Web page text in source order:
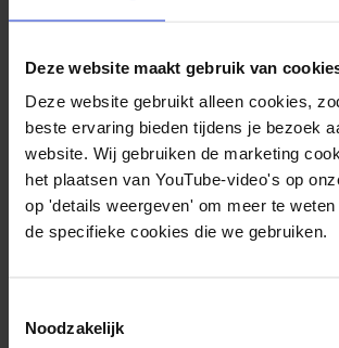
Deze website maakt gebruik van
Deze website gebruikt alleen cookies,
beste ervaring bieden tijdens je bezoek
website. Wij gebruiken de marketing
het plaatsen van YouTube-video's op
op 'details weergeven' om meer te
de specifieke cookies die we gebruiken.
Noodzakelijk
71.280 ~ 90.720